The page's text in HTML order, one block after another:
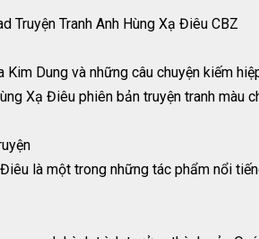
Truyện Tranh Anh Hùng Xạ Điêu CBZ
Kim Dung và những câu chuyện kiếm
Xạ Điêu phiên bản truyện tranh màu
là một trong những tác phẩm nổi